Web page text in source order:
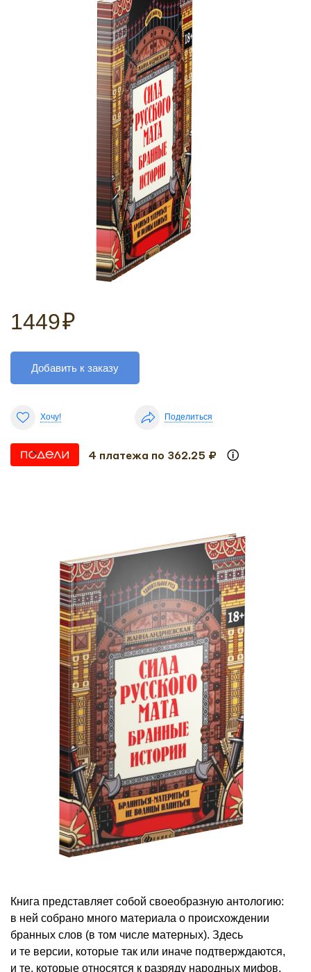
1449₽
Добавить к заказу
Хочу! Поделиться
4 платежа по 362.25 ₽
Книга представляет собой своеобразную антологию:
в ней собрано много материала о происхождении
бранных слов (в том числе матерных). Здесь
и те версии, которые так или иначе подтверждаются,
и те, которые относятся к разряду народных мифов.